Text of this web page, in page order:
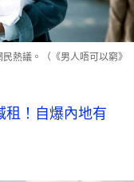
熱議。（《男人唔可以窮》
租！自爆內地有